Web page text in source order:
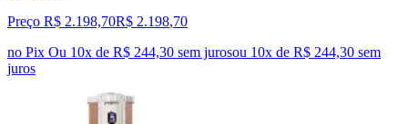
Preço R$ 2.198,70R$ 2.198,70
no Pix Ou 10x de R$ 244,30 sem jurosou 10x de R$ 244,30 sem
juros